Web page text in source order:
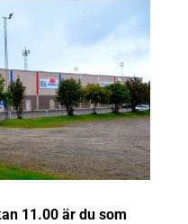
11.00 är du som